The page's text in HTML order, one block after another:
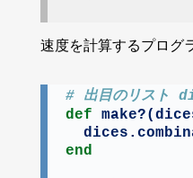
速度を計算するプログ
# 出目のリスト
def
end